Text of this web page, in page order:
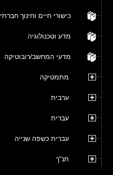
כישורי חיים וחינוך חברתי
מדע וטכנולוגיה
מדעי המחשב/רובוטיקה
מתמטיקה
ערבית
עברית
עברית כשפה שנייה
תנ"ך